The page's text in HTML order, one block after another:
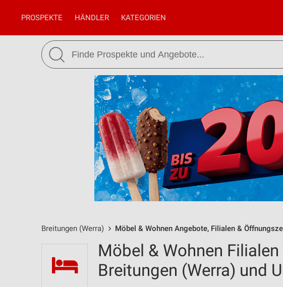
PROSPEKTE HÄNDLER KATEGORIEN
Breitungen (Werra) Möbel & Wohnen Angebote, Filialen &
Möbel & Wohnen
Breitungen (Werra) und